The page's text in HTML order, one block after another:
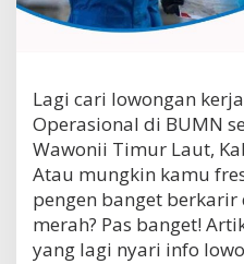
r
a
o
n
a
l
B
U
M
N
d
Lagi cari lowongan
Operasional di BUMN
Wawonii Timur Laut,
Atau mungkin kamu
pengen banget
merah? Pas banget!
yang lagi nyari info